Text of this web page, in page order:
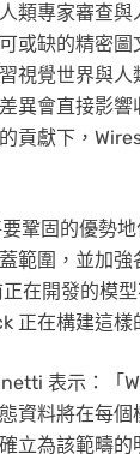
類專家審查
或缺的精密
視覺世界與
異會直接影
貢獻下，
鞏固的優勢
範圍，並加
在開發的模
正在構建這樣
表示：「
資料將在每
立為該範疇的